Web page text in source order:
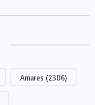
Amares (2306)